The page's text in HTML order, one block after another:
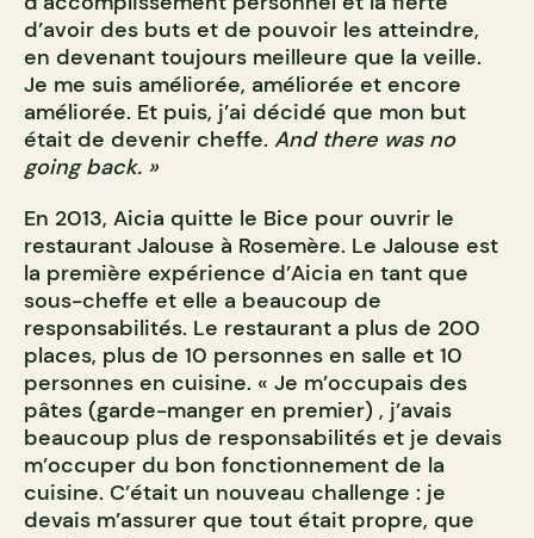
d’avoir des buts et de pouvoir les atteindre,
en devenant toujours meilleure que la veille.
Je me suis améliorée, améliorée et encore
améliorée. Et puis, j’ai décidé que mon but
était de devenir cheffe. And there was no
going back. »
En 2013, Aicia quitte le Bice pour ouvrir le
restaurant Jalouse à Rosemère. Le Jalouse est
la première expérience d’Aicia en tant que
sous-cheffe et elle a beaucoup de
responsabilités. Le restaurant a plus de 200
places, plus de 10 personnes en salle et 10
personnes en cuisine. « Je m’occupais des
pâtes (garde-manger en premier) , j’avais
beaucoup plus de responsabilités et je devais
m’occuper du bon fonctionnement de la
cuisine. C’était un nouveau challenge : je
devais m’assurer que tout était propre, que